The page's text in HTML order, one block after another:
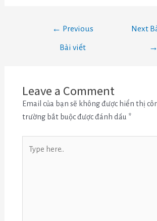
← Previous
Bài viết
Next
→
Leave a Comment
Email của bạn sẽ không được hiển thị
trường bắt buộc được đánh dấu *
here..